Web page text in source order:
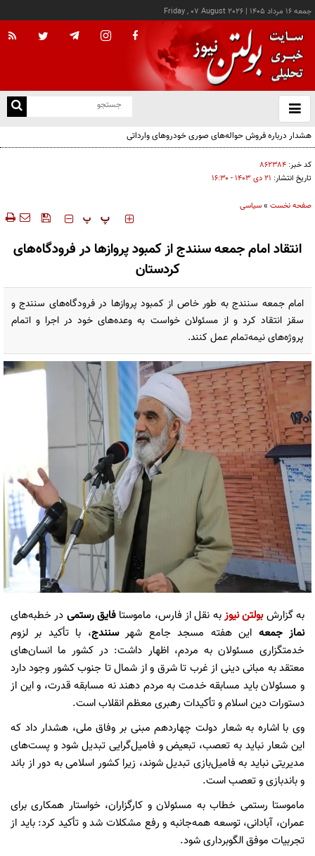
جمعه ۱۶ مرداد ۱۴۰۵ |
Friday , 07 August 2026
باز
و
هشدار درباره فروش حواله‌های صوری خودروهای وارداتی
کد خبر: ۸۶۲۳۸۴
تاریخ انتشار: ۲۱ دی ۱۴۰۳ - ۱۶:۳۰
صفحه نخست »سیاسی
‍‍‍ پ پ
انتقاد امام جمعه سنندج از کمبود پروازها در فرودگاه‌های
کردستان
امام جمعه سنندج به طور خاص از کمبود پروازها در فرودگاه‌های سنندج و
سقز انتقاد کرد و از مسئولان خواست به وعده‌های خود در اجرا و اتمام
پروژه‌های نیمه‌تمام عمل کنند.
به گزارش بولتن نیوزبه نقل از فارس، ماموستا فایق رستمی در خطبه‌های
نماز جمعه این هفته مسجد جامع شهرسنندج، با تأکید بر لزوم
خدمتگزاری مسئولان به مردم، اظهار داشت: در کشور ما انسان‌های
معتقد به مبانی دینی از غرب تا شرق و از شمال تا جنوب کشور وجود دارد
و مسئولان باید مسابقه خدمت به مردم دهند نه مسابقه قدرت، و این از
دستورات دین اسلام و تأکیدات رهبری معظم انقلاب است.
وی با اشاره به شعار دولت چهاردهم مبنی بر وفاق ملی، هشدار داد که
این شعار نباید به تعصب، تبعیض و فامیل‌گرایی تبدیل شود و پست‌های
مدیریتی نباید به فامیل‌بازی تبدیل شوند، زیرا کشور اسلامی به دور از باند
و باندبازی و تعصب است.
ماموستا رستمی خطاب به مسئولان و کارگزاران، خواستار همکاری برای
عمران، آبادانی، توسعه همه‌جانبه و رفع مشکلات شد و تأکید کرد: باید از
تجربیات موفق الگوبرداری شود.